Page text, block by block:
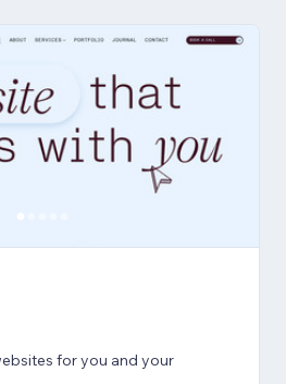
for you and your